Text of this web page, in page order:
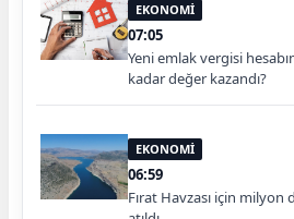
EKONOMİ
07:05
Yeni emlak vergisi
kadar değer kazandı?
EKONOMİ
06:59
Fırat Havzası için